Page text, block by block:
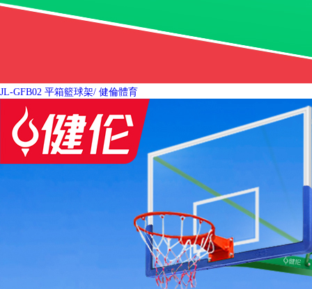
JL-GFB02 平箱籃球架/ 健倫體育